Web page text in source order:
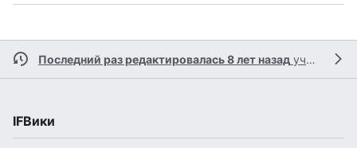
Последний раз редактировалась 8 лет назад участником
IFВики